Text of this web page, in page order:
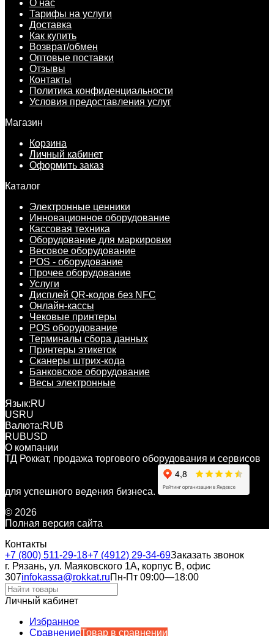
О нас
Тарифы на услуги
Доставка
Как купить
Возврат/обмен
Оптовые поставки
Отзывы
Контакты
Политика конфиденциальности
Условия предоставления услуг
Магазин
Корзина
Личный кабинет
Оформить заказ
Каталог
Электронные ценники
Инновационное оборудование
Кассовая техника
Оборудование для маркировки
Весовое оборудование
POS - оборудование
Прочее оборудование
Услуги
Дисплей QR-кодов без NFC
Онлайн-кассы
Чековые принтеры
POS оборудование
Терминалы сбора данных
Принтеры этикеток
Сканеры штрих-кода
Банковское оборудование
Весы электронные
Язык:RU
USRU
Валюта:RUB
RUBUSD
О компании
ТД Роккат, продажа торгового оборудования и сервисов
для успешного ведения бизнеса.
© 2026
Полная версия сайта
Контакты
+7 (800) 511-29-18+7 (4912) 29-34-69Заказать звонок
г. Рязань, ул. Маяковского 1А, корпус B, офис
307infokassa@rokkat.ruПн-Пт 09:00—18:00
Личный кабинет
Избранное
СравнениеТовар в сравнении